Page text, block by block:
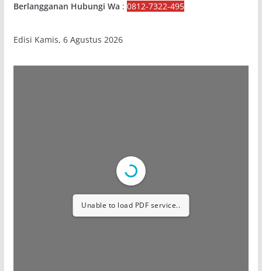
Berlangganan Hubungi Wa : 0812-7322-495
Edisi Kamis, 6 Agustus 2026
Unable to load PDF service..